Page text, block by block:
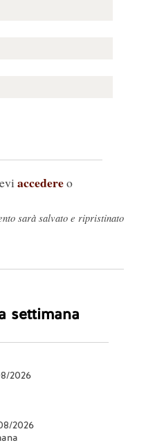
accedereo
sarà salvato e ripristinato
settimana
2026
2026